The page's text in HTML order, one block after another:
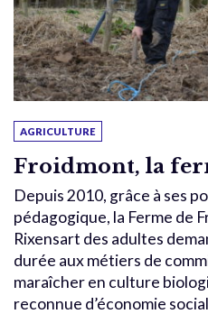
AGRICULTURE
Froidmont, la
Depuis 2010, grâce à ses
pédagogique, la Ferme de
Rixensart des adultes
durée aux métiers de
maraîcher en culture
reconnue d’économie